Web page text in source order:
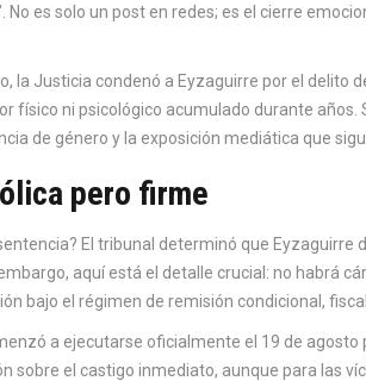
No es solo un post en redes; es el cierre
la Justicia condenó a Eyzaguirre por el delito
físico ni psicológico acumulado durante años.
de género y la exposición mediática que
pero firme
El tribunal determinó que Eyzaguirre
aquí está el detalle crucial: no habrá
bajo el régimen de remisión condicional,
a ejecutarse oficialmente el 19 de agosto
sobre el castigo inmediato, aunque para las